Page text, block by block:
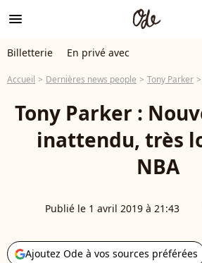
menu
Billetterie En privé avec
Accueil Dernières news people Tony Parker
Tony Parker :
inattendu, très
NBA
Publié le 1 avril 2019 à 21:43
Ajoutez Ode à vos sources préférées